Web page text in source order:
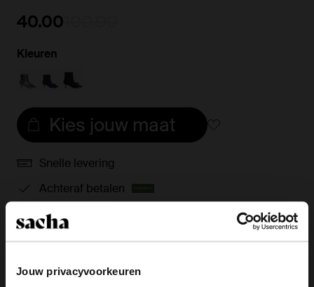
Jouw privacyvoorkeuren
40.00
Kleuren
Kies jouw maat
Snelle levering
Achteraf betalen
14 dagen bedenktijd